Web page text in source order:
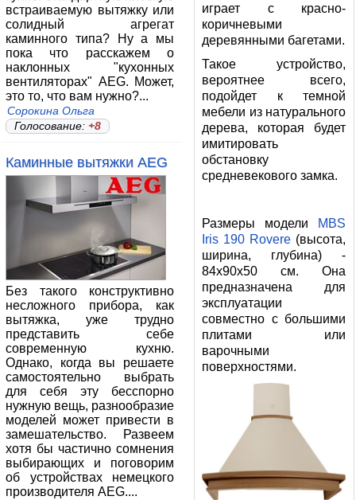
встраиваемую вытяжку или
солидный агрегат
каминного типа? Ну а мы
пока что расскажем о
наклонных "кухонных
вентиляторах" AEG. Может,
это то, что вам нужно?...
Сорокина Ольга
Голосование:+8
Каминные вытяжки AEG
Без такого конструктивно
несложного прибора, как
вытяжка, уже трудно
представить себе
современную кухню.
Однако, когда вы решаете
самостоятельно выбрать
для себя эту бесспорно
нужную вещь, разнообразие
моделей может привести в
замешательство. Развеем
хотя бы частично сомнения
выбирающих и поговорим
об устройствах немецкого
производителя AEG....
играет с красно-
коричневыми
деревянными багетами.
Такое устройство,
вероятнее всего,
подойдет к темной
мебели из натурального
дерева, которая будет
имитировать
обстановку
средневекового замка.
Размеры модели
MBS
Iris 190 Rovere (высота,
ширина, глубина) -
84x90x50 см. Она
предназначена для
эксплуатации
совместно с большими
плитами или
варочными
поверхностями.